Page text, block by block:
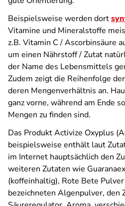
Beispielsweise werden dort
Vitamine und Mineralstoffe
z.B. Vitamin C / Ascorbinsäure
um einen Nährstoff / Zutat
der Name des Lebensmittels
Zudem zeigt die Reihenfolge
deren Mengenverhältnis an.
ganz vorne, während am Ende
Mengen zu finden sind.
Das Produkt Activize Oxyplus
beispielsweise enthält laut
im Internet hauptsächlich den
weiteren Zutaten wie
(koffeinhaltig), Rote Bete
bezeichneten Algenpulver, den